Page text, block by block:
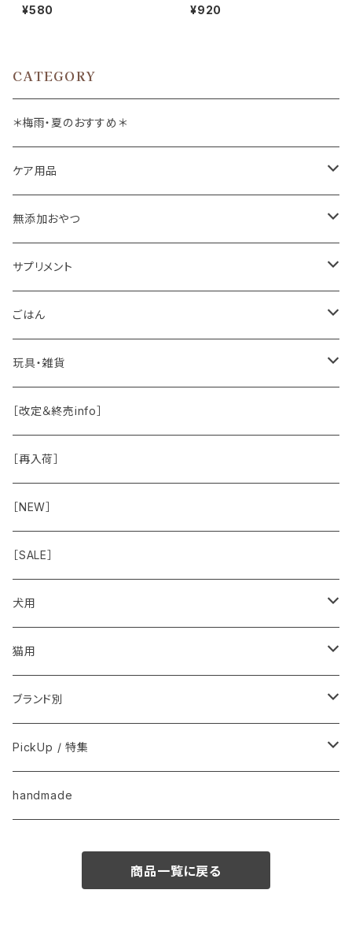
ハツ 夏のごちそう パパイヤ仕立
¥580
カット 100g
¥920
CATEGORY
＊梅雨・夏のおすすめ＊
ケア用品
肉球バーム
ドッグソープ
保湿・除菌・虫除け
保湿剤
除菌
おくち・おめめ・おみみ
おくち
おめめ
ブラシと雑貨
無添加おやつ
お肉
お魚
その他（乳製品・果物野菜）
Natural Marche
ちょこっとシリーズ
◾️躾トレーニングに
◾️長く楽しむ用
◾️特別なご褒美/嗜好性高
サプリメント
皮膚被毛
関節・骨
おめめ
おなか
臓-肝腎心膵
免疫力・健康維持
こころ・脳
ごはん
手作り補助
ウェット・お惣菜
ドライ
玩具・雑貨
ノーズワーク・玩具
お散歩用品
オーナー雑貨
［改定＆終売info］
［再入荷］
［NEW］
［SALE］
犬用
フードおやつ
用品
猫用
フードおやつ
用品
ブランド別
Anima Strath
Animal Essentials
PickUp / 特集
換毛期におすすめ
handmade
商品一覧に戻る